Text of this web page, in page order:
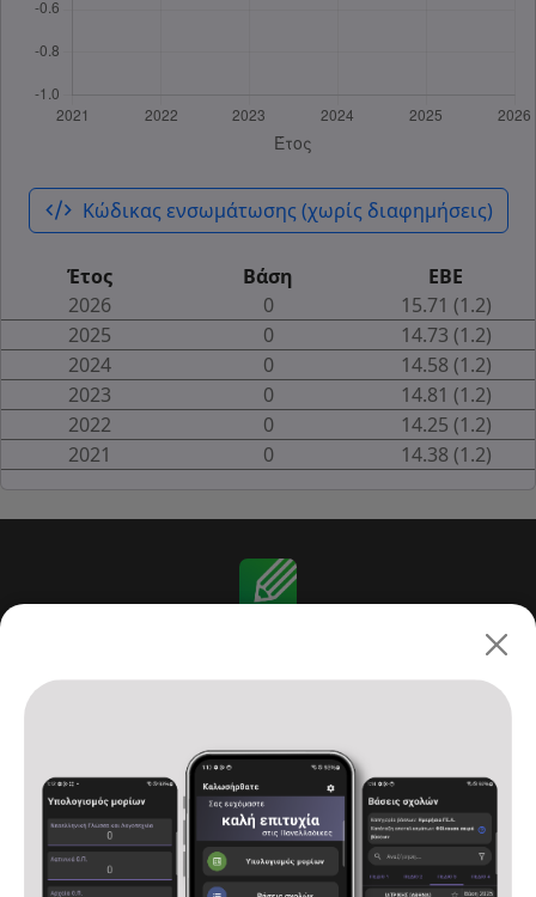
code_xml Κώδικας ενσωμάτωσης (χωρίς διαφημήσεις)
Έτος Βάση
ΕΒΕ
2026
0
15.71 (1.2)
2025
0
14.73 (1.2)
2024
0
14.58 (1.2)
2023
0
14.81 (1.2)
2022
0
14.25 (1.2)
2021
0 14.38 (1.2)
Αρχική
Υπολογισμός μορίων